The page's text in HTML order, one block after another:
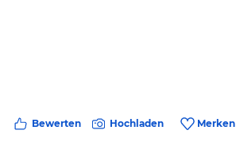
Bewerten Hochladen Merken